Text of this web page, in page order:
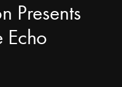
Presents
Echo